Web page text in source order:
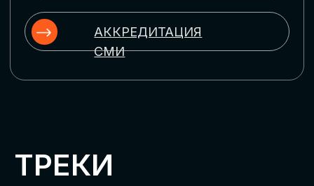
ЦИФРОВИЗАЦИЯ
МАРКЕТИНГА И ПРОДАЖ
ЦИФРОВИЗАЦИЯ
КЛИЕНТСКОГО СЕРВИСА
Разберем кейсы в сфере цифровизации